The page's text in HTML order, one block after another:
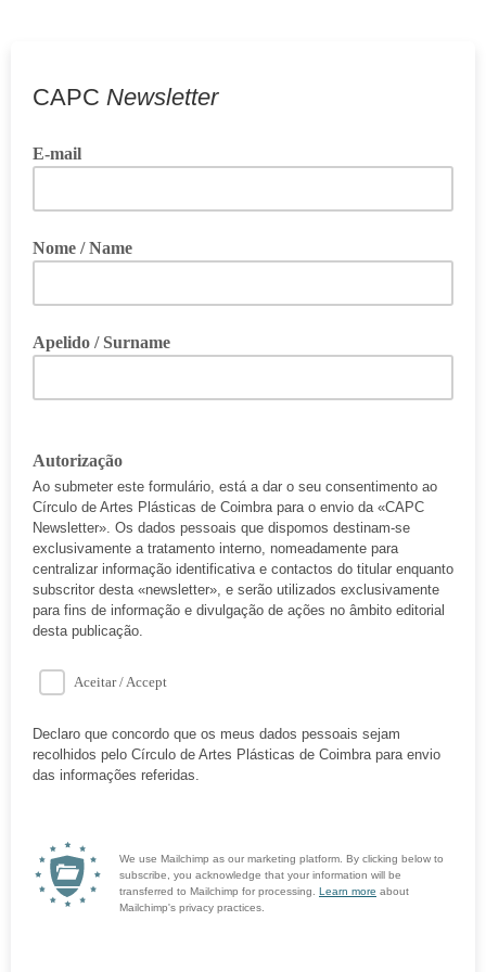
CAPC Newsletter
E-mail
Nome / Name
Apelido / Surname
Autorização
Ao submeter este formulário, está a dar o seu consentimento ao
Círculo de Artes Plásticas de Coimbra para o envio da «CAPC
Newsletter». Os dados pessoais que dispomos destinam-se
exclusivamente a tratamento interno, nomeadamente para
centralizar informação identificativa e contactos do titular enquanto
subscritor desta «newsletter», e serão utilizados exclusivamente
para fins de informação e divulgação de ações no âmbito editorial
desta publicação.
Aceitar / Accept
Declaro que concordo que os meus dados pessoais sejam
recolhidos pelo Círculo de Artes Plásticas de Coimbra para envio
das informações referidas.
We use Mailchimp as our marketing platform. By clicking below to
subscribe, you acknowledge that your information will be
transferred to Mailchimp for processing. Learn more about
Mailchimp's privacy practices.